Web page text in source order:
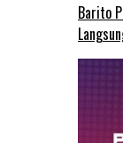
Barito